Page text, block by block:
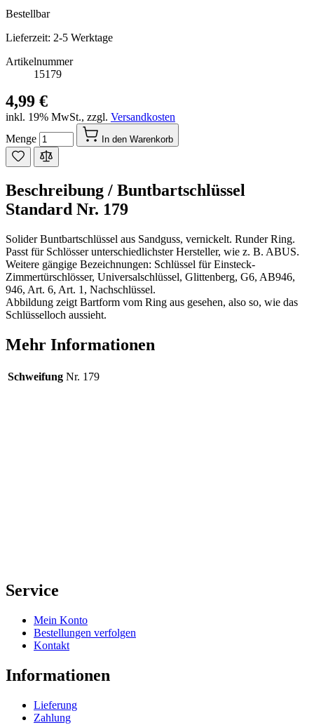
Bestellbar
Lieferzeit: 2-5 Werktage
Artikelnummer
15179
4,99 €
inkl. 19% MwSt., zzgl. Versandkosten
Menge
In den Warenkorb
Beschreibung / Buntbartschlüssel
Standard Nr. 179
Solider Buntbartschlüssel aus Sandguss, vernickelt. Runder Ring.
Passt für Schlösser unterschiedlichster Hersteller, wie z. B. ABUS.
Weitere gängige Bezeichnungen: Schlüssel für Einsteck-
Zimmertürschlösser, Universalschlüssel, Glittenberg, G6, AB946,
946, Art. 6, Art. 1, Nachschlüssel.
Abbildung zeigt Bartform vom Ring aus gesehen, also so, wie das
Schlüsselloch aussieht.
Mehr Informationen
Schweifung Nr. 179
Service
Mein Konto
Bestellungen verfolgen
Kontakt
Informationen
Lieferung
Zahlung